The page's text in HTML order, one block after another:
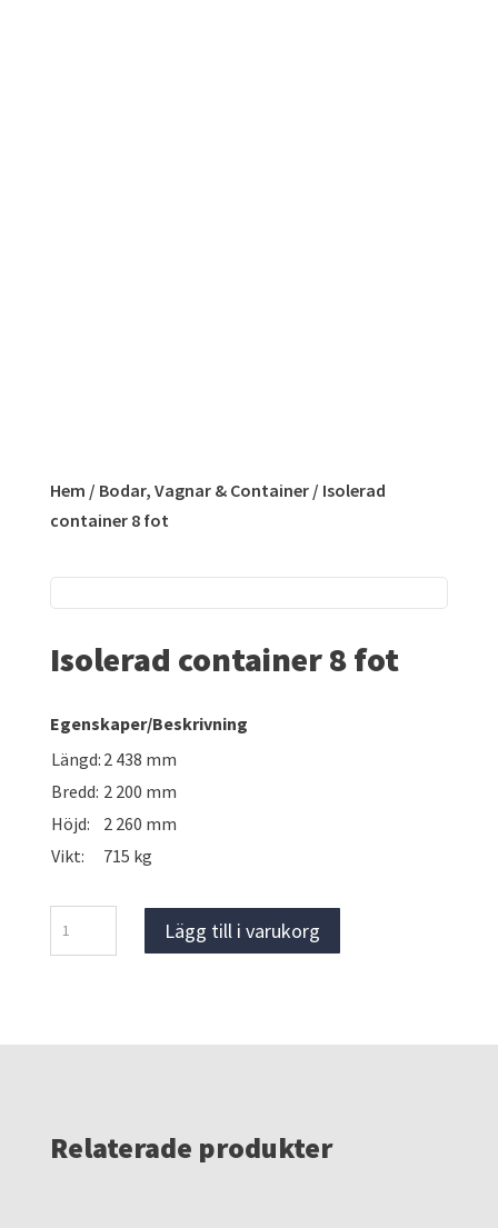
Hem / Bodar, Vagnar & Container/ Isolerad
container 8 fot
Isolerad container 8 fot
Egenskaper/Beskrivning
Längd: 2 438 mm
Bredd: 2 200 mm
Höjd:
2 260 mm
Vikt:
715 kg
container
mängd
Lägg till i varukorg
Relaterade produkter